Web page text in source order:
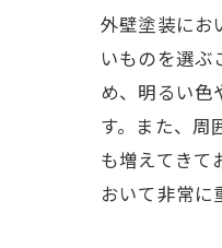
外壁塗装にお
いものを選
め、明るい色
す。また、周
も増えてきて
おいて非常に